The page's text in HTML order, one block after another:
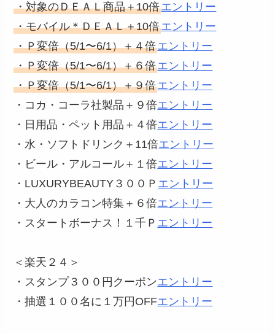
・対象のＤＥＡＬ商品＋10倍エントリー
・モバイル＊ＤＥＡＬ＋10倍エントリー
・Ｐ変倍（5/1〜6/1）＋４倍エントリー
・Ｐ変倍（5/1〜6/1）＋６倍エントリー
・Ｐ変倍（5/1〜6/1）＋９倍エントリー
・コカ・コーラ社製品＋９倍エントリー
・日用品・ペット用品＋４倍エントリー
・水・ソフトドリンク＋11倍エントリー
・ビール・アルコール＋１倍エントリー
・LUXURYBEAUTY３００Ｐ エントリー
・大人のカラコン特集＋６倍エントリー
・スタートボーナス！１千Ｐ エントリー
＜楽天２４＞
・スタンプ３００円クーポンエントリー
・抽選１００名に１万円OFFエントリー